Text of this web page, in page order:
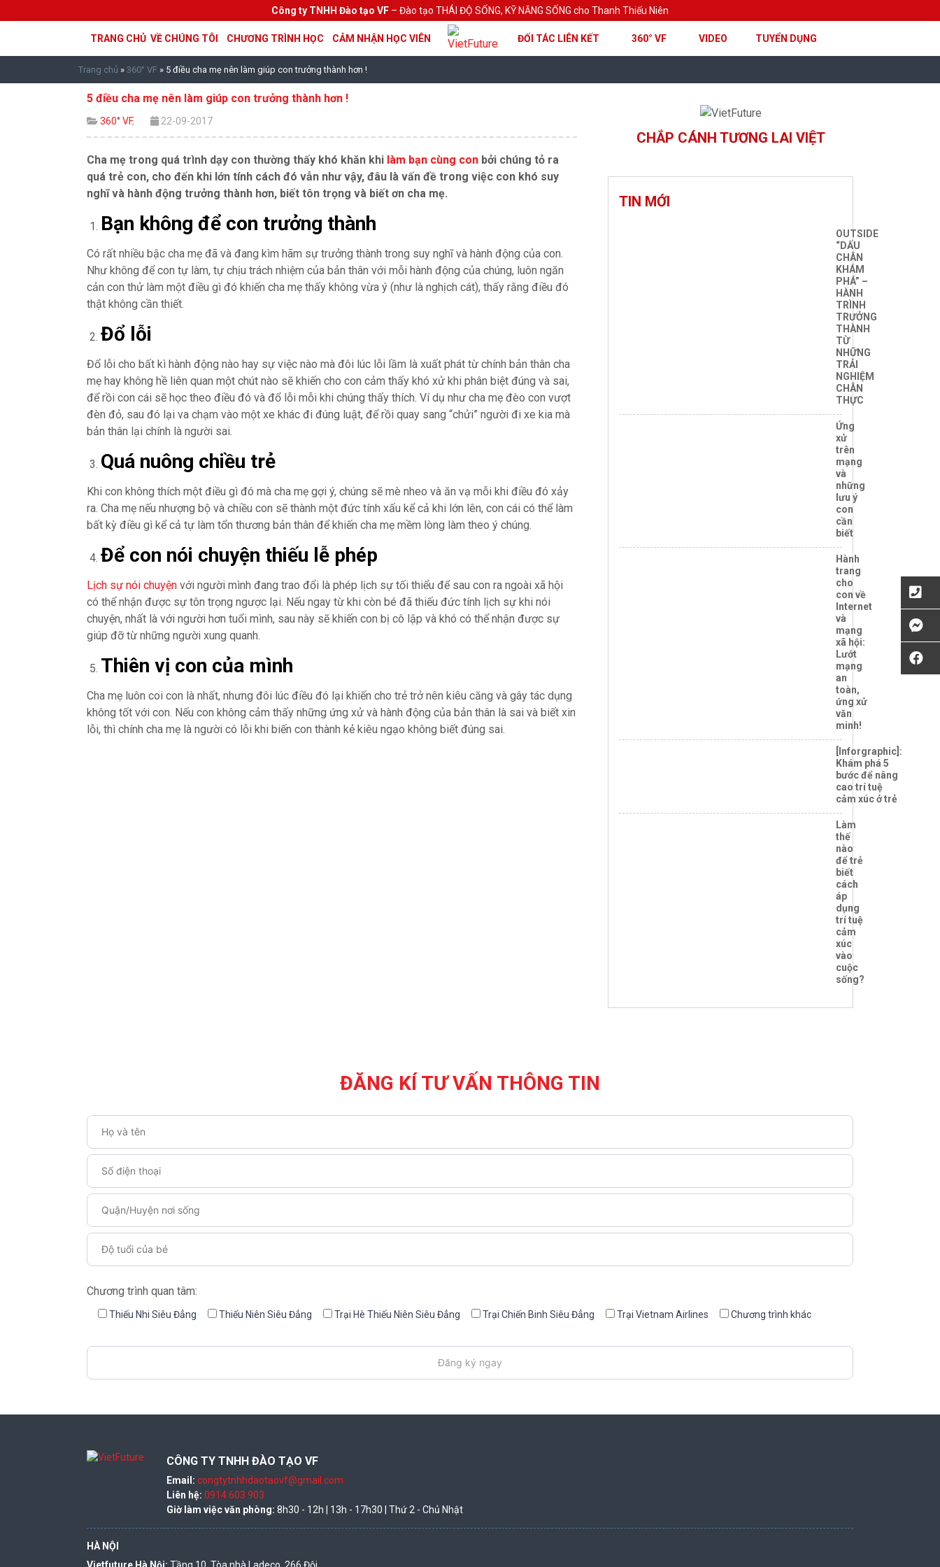
Công ty TNHH Đào tạo VF – Đào tạo THÁI ĐỘ SỐNG, KỸ NĂNG SỐNG cho Thanh Thiếu Niên
TRANG CHỦ VỀ CHÚNG TÔI CHƯƠNG TRÌNH HỌC CẢM NHẬN HỌC VIÊN ĐỐI TÁC LIÊN KẾT 360° VF VIDEO TUYỂN DỤNG
Trang chủ » 360° VF » 5 điều cha mẹ nên làm giúp con trưởng thành hơn !
5 điều cha mẹ nên làm giúp con trưởng thành hơn !
360° VF, 22-09-2017
Cha mẹ trong quá trình dạy con thường thấy khó khăn khi làm bạn cùng con bởi chúng tỏ ra
quá trẻ con, cho đến khi lớn tính cách đó vẫn như vậy, đâu là vấn đề trong việc con khó suy
nghĩ và hành động trưởng thành hơn, biết tôn trọng và biết ơn cha mẹ.
Bạn không để con trưởng thành
Có rất nhiều bậc cha mẹ đã và đang kìm hãm sự trưởng thành trong suy nghĩ và hành động của con.
Như không để con tự làm, tự chịu trách nhiệm của bản thân với mỗi hành động của chúng, luôn ngăn
cản con thử làm một điều gì đó khiến cha mẹ thấy không vừa ý (như là nghịch cát), thấy rằng điều đó
thật không cần thiết.
Đổ lỗi
Đổ lỗi cho bất kì hành động nào hay sự việc nào mà đôi lúc lỗi lầm là xuất phát từ chính bản thân cha
mẹ hay không hề liên quan một chút nào sẽ khiến cho con cảm thấy khó xử khi phân biệt đúng và sai,
để rồi con cái sẽ học theo điều đó và đổ lỗi mỗi khi chúng thấy thích. Ví dụ như cha mẹ đèo con vượt
đèn đỏ, sau đó lại va chạm vào một xe khác đi đúng luật, để rồi quay sang “chửi” người đi xe kia mà
bản thân lại chính là người sai.
Quá nuông chiều trẻ
Khi con không thích một điều gì đó mà cha mẹ gợi ý, chúng sẽ mè nheo và ăn vạ mỗi khi điều đó xảy
ra. Cha mẹ nếu nhượng bộ và chiều con sẽ thành một đức tính xấu kể cả khi lớn lên, con cái có thể làm
bất kỳ điều gì kể cả tự làm tổn thương bản thân để khiến cha mẹ mềm lòng làm theo ý chúng.
Để con nói chuyện thiếu lễ phép
Lịch sự nói chuyện với người mình đang trao đổi là phép lịch sự tối thiểu để sau con ra ngoài xã hội
có thể nhận được sự tôn trọng ngược lại. Nếu ngay từ khi còn bé đã thiếu đức tính lịch sự khi nói
chuyện, nhất là với người hơn tuổi mình, sau này sẽ khiến con bị cô lập và khó có thể nhận được sự
giúp đỡ từ những người xung quanh.
Thiên vị con của mình
Cha mẹ luôn coi con là nhất, nhưng đôi lúc điều đó lại khiến cho trẻ trở nên kiêu căng và gây tác dụng
không tốt với con. Nếu con không cảm thấy những ứng xử và hành động của bản thân là sai và biết xin
lỗi, thì chính cha mẹ là người có lỗi khi biến con thành kẻ kiêu ngạo không biết đúng sai.
CHẮP CÁNH TƯƠNG LAI VIỆT
TIN MỚI
OUTSIDE
“DẤU
CHÂN
KHÁM
PHÁ” –
HÀNH
TRÌNH
TRƯỞNG
THÀNH
TỪ
NHỮNG
TRẢI
NGHIỆM
CHÂN
THỰC
Ứng
xử
trên
mạng
và
những
lưu ý
con
cần
biết
Hành
trang
cho
con về
Internet
và
mạng
xã hội:
Lướt
mạng
an
toàn,
ứng xử
văn
minh!
[Inforgraphic]:
Khám phá 5
bước để nâng
cao trí tuệ
cảm xúc ở trẻ
Làm
thế
nào
để trẻ
biết
cách
áp
dụng
trí tuệ
cảm
xúc
vào
cuộc
sống?
ĐĂNG KÍ TƯ VẤN THÔNG TIN
Chương trình quan tâm:
Thiếu Nhi Siêu Đẳng Thiếu Niên Siêu Đẳng Trại Hè Thiếu Niên Siêu Đẳng Trại Chiến Binh Siêu Đẳng Trại Vietnam Airlines Chương trình khác
CÔNG TY TNHH ĐÀO TẠO VF
Email: congtytnhhdaotaovf@gmail.com
Liên hệ: 0914 603 903
Giờ làm việc văn phòng: 8h30 - 12h | 13h - 17h30 | Thứ 2 - Chủ Nhật
HÀ NỘI
Vietfuture Hà Nội: Tầng 10, Tòa nhà Ladeco, 266 Đội